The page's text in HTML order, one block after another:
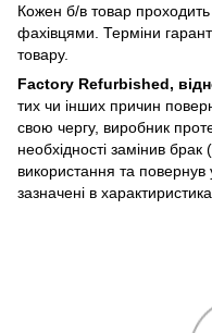
Кожен б/в товар
фахівцями. Терміни
товару.
Factory Refurbished,
тих чи інших причин
свою чергу, виробник
необхідності замінив
використання та повернув
зазначені в